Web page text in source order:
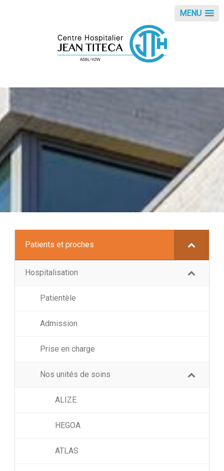
MENU
Patients et proches
Hospitalisation
Patientèle
Admission
Prise en charge
Nos unités de soins
ALIZE
HEGOA
ATLAS